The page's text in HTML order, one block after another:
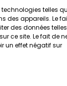
technologies telles
des appareils. Le
des données telles
ce site. Le fait de
un effet négatif sur
à 6 ans